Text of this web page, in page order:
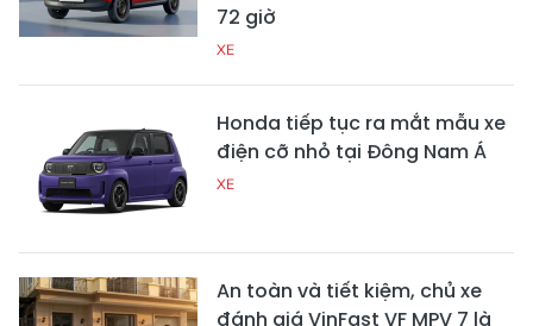
72 giờ
XE
Honda tiếp tục ra mắt mẫu xe
điện cỡ nhỏ tại Đông Nam Á
XE
An toàn và tiết kiệm, chủ xe
đánh giá VinFast VF MPV 7 là